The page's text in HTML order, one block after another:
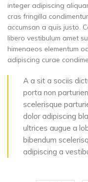
integer adipiscing
cras fringilla
accumsan a quis justo.
libero vestibulum amet
himenaeos elementum
adipiscing curae
A a sit a sociis
porta non
scelerisque
dolor adipiscing
ultrices augue a
bibendum
adipiscing a